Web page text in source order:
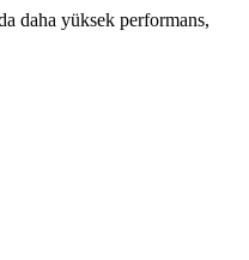
daha yüksek performans,